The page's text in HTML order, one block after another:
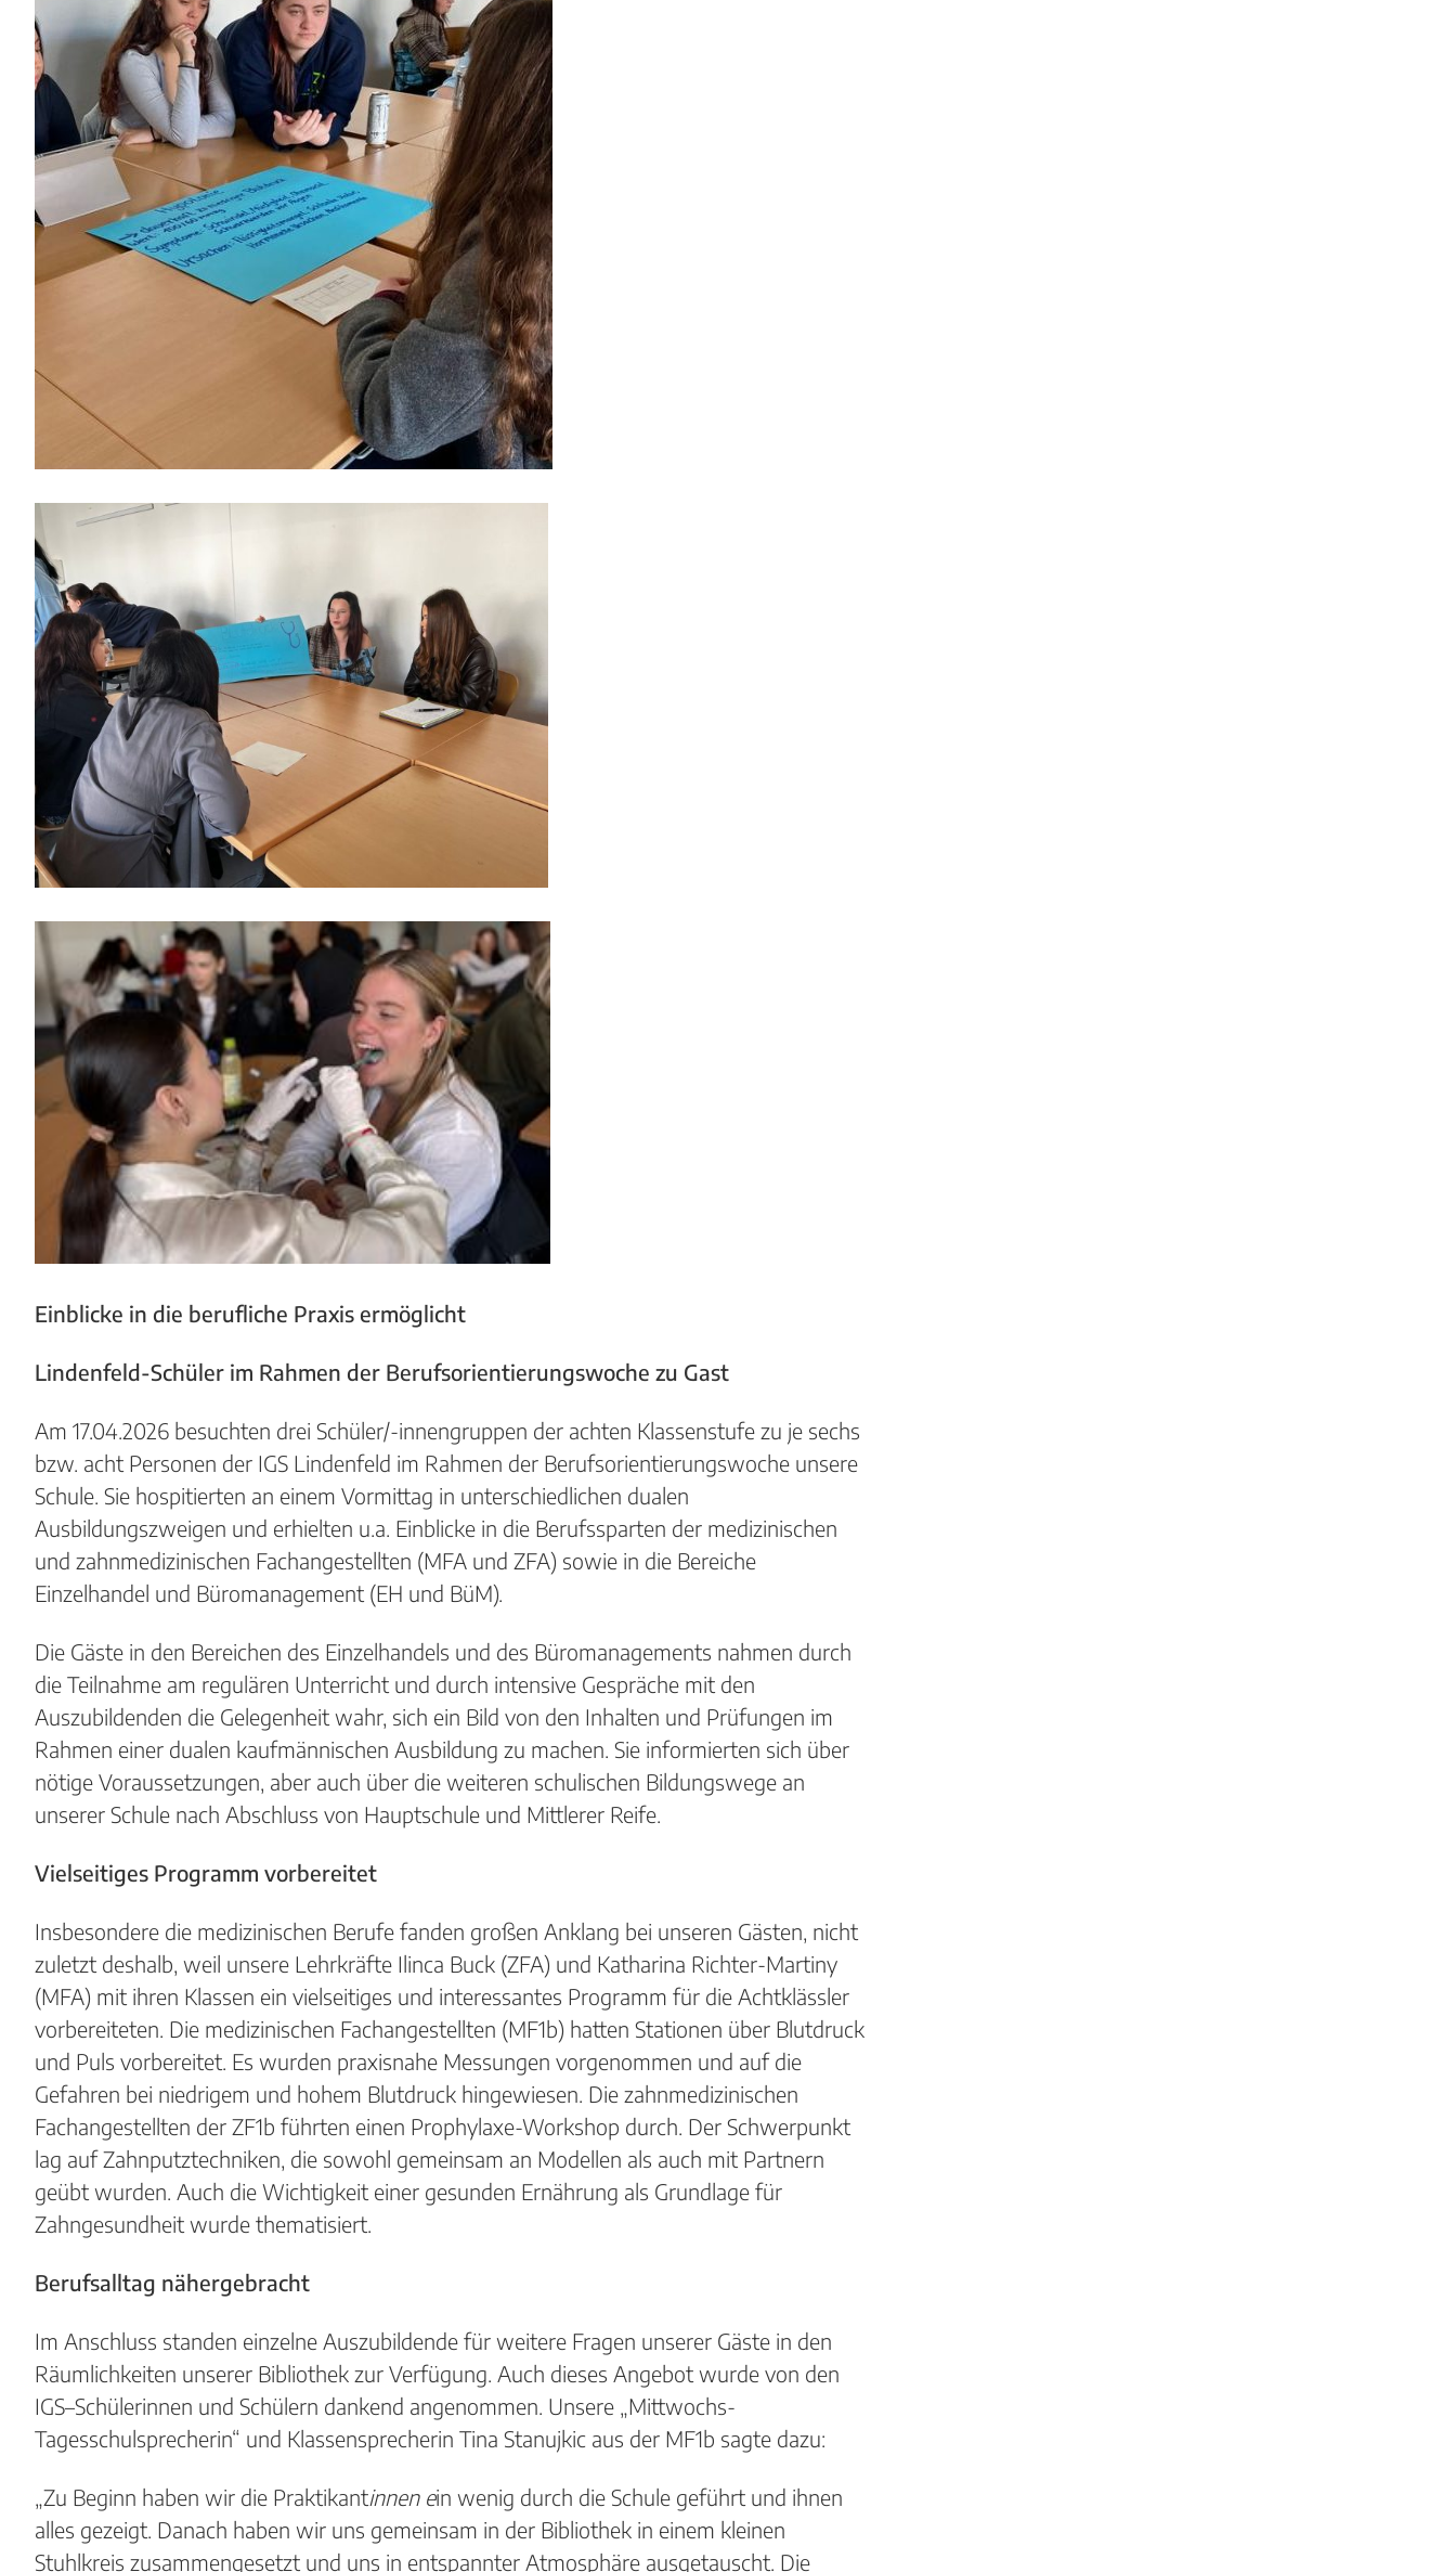
Einblicke in die berufliche Praxis ermöglicht
Lindenfeld-Schüler im Rahmen der Berufsorientierungswoche zu Gast
Am 17.04.2026 besuchten drei Schüler/-innengruppen der achten Klassenstufe zu je sechs
bzw. acht Personen der IGS Lindenfeld im Rahmen der Berufsorientierungswoche unsere
Schule. Sie hospitierten an einem Vormittag in unterschiedlichen dualen
Ausbildungszweigen und erhielten u.a. Einblicke in die Berufssparten der medizinischen
und zahnmedizinischen Fachangestellten (MFA und ZFA) sowie in die Bereiche
Einzelhandel und Büromanagement (EH und BüM).
Die Gäste in den Bereichen des Einzelhandels und des Büromanagements nahmen durch
die Teilnahme am regulären Unterricht und durch intensive Gespräche mit den
Auszubildenden die Gelegenheit wahr, sich ein Bild von den Inhalten und Prüfungen im
Rahmen einer dualen kaufmännischen Ausbildung zu machen. Sie informierten sich über
nötige Voraussetzungen, aber auch über die weiteren schulischen Bildungswege an
unserer Schule nach Abschluss von Hauptschule und Mittlerer Reife.
Vielseitiges Programm vorbereitet
Insbesondere die medizinischen Berufe fanden großen Anklang bei unseren Gästen, nicht
zuletzt deshalb, weil unsere Lehrkräfte Ilinca Buck (ZFA) und Katharina Richter-Martiny
(MFA) mit ihren Klassen ein vielseitiges und interessantes Programm für die Achtklässler
vorbereiteten. Die medizinischen Fachangestellten (MF1b) hatten Stationen über Blutdruck
und Puls vorbereitet. Es wurden praxisnahe Messungen vorgenommen und auf die
Gefahren bei niedrigem und hohem Blutdruck hingewiesen. Die zahnmedizinischen
Fachangestellten der ZF1b führten einen Prophylaxe-Workshop durch. Der Schwerpunkt
lag auf Zahnputztechniken, die sowohl gemeinsam an Modellen als auch mit Partnern
geübt wurden. Auch die Wichtigkeit einer gesunden Ernährung als Grundlage für
Zahngesundheit wurde thematisiert.
Berufsalltag nähergebracht
Im Anschluss standen einzelne Auszubildende für weitere Fragen unserer Gäste in den
Räumlichkeiten unserer Bibliothek zur Verfügung. Auch dieses Angebot wurde von den
IGS–Schülerinnen und Schülern dankend angenommen. Unsere „Mittwochs-
Tagesschulsprecherin“ und Klassensprecherin Tina Stanujkic aus der MF1b sagte dazu:
„Zu Beginn haben wir die Praktikantinnen ein wenig durch die Schule geführt und ihnen
alles gezeigt. Danach haben wir uns gemeinsam in der Bibliothek in einem kleinen
Stuhlkreis zusammengesetzt und uns in entspannter Atmosphäre ausgetauscht. Die